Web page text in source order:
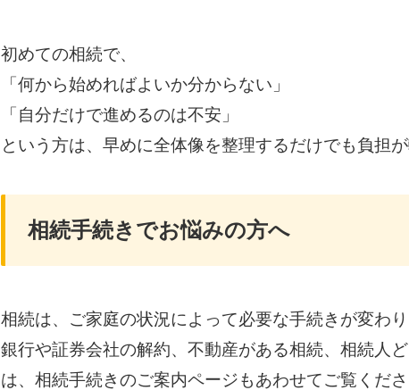
初めての相続で、
「何から始めればよいか分からない」
「自分だけで進めるのは不安」
という方は、早めに全体像を整理するだけでも負担
相続手続きでお悩みの方へ
相続は、ご家庭の状況によって必要な手続きが変わり
銀行や証券会社の解約、不動産がある相続、相続人
は、相続手続きのご案内ページもあわせてご覧くださ